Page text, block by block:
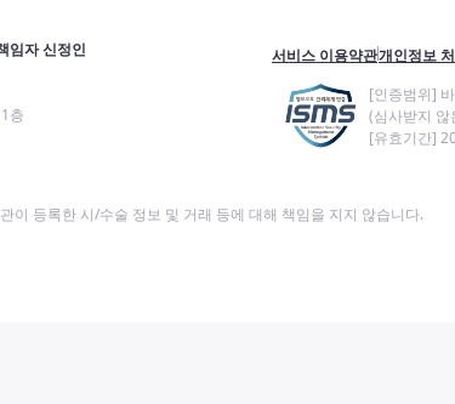
임자 신정인
층
서비스 이용약관개인정보
[인증범위]
(심사받지 않
[유효기간]
이 등록한 시/수술 정보 및 거래 등에 대해 책임을 지지 않습니다.